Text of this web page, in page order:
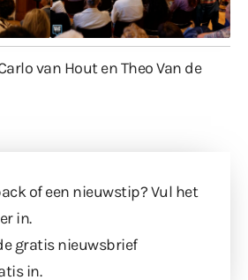
van Hout en Theo Van de
of een nieuwstip? Vul het
in.
gratis nieuwsbrief
in.